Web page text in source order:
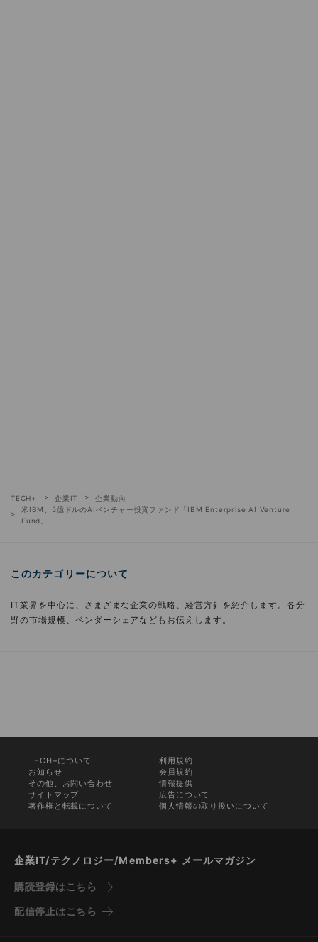
TECH+ 企業IT
企業動向
米IBM、5億ドルのAIベンチャー投資ファンド「IBM Enterprise AI Venture
Fund」
このカテゴリーについて
IT業界を中心に、さまざまな企業の戦略、経営方針を紹介します。各分
野の市場規模、ベンダーシェアなどもお伝えします。
TECH+について
利用規約
お知らせ
会員規約
その他、お問い合わせ
情報提供
サイトマップ
広告について
著作権と転載について
個人情報の取り扱いについて
企業IT/テクノロジー/Members+ メールマガジン
購読登録はこちら
配信停止はこちら